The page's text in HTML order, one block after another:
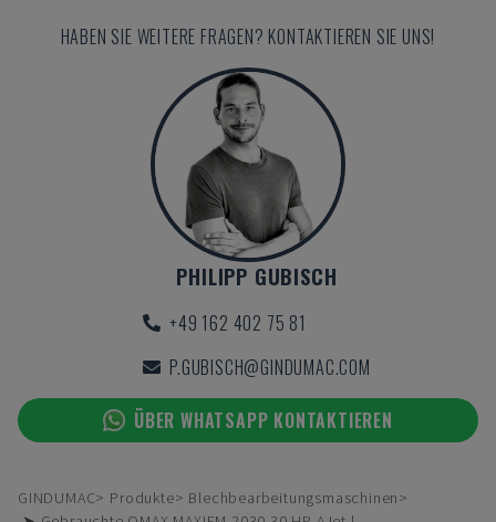
HABEN SIE WEITERE FRAGEN? KONTAKTIEREN SIE UNS!
PHILIPP GUBISCH
+49 162 402 75 81
P.GUBISCH@GINDUMAC.COM
ÜBER WHATSAPP KONTAKTIEREN
GINDUMAC Produkte
Blechbearbeitungsmaschinen